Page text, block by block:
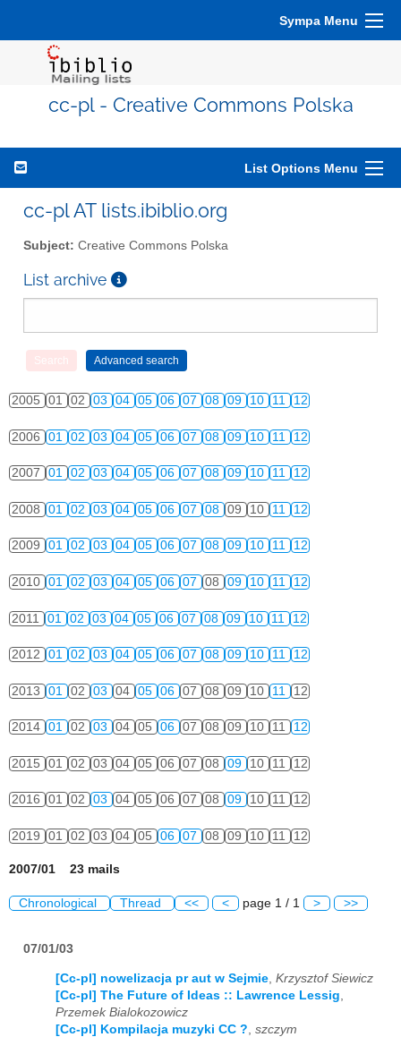
Sympa Menu
cc-pl - Creative Commons Polska
List Options Menu
cc-pl AT lists.ibiblio.org
Subject: Creative Commons Polska
List archive
2005 01 02 03 04 05 06 07 08 09 10 11 12
2006 01 02 03 04 05 06 07 08 09 10 11 12
2007 01 02 03 04 05 06 07 08 09 10 11 12
2008 01 02 03 04 05 06 07 08 09 10 11 12
2009 01 02 03 04 05 06 07 08 09 10 11 12
2010 01 02 03 04 05 06 07 08 09 10 11 12
2011 01 02 03 04 05 06 07 08 09 10 11 12
2012 01 02 03 04 05 06 07 08 09 10 11 12
2013 01 02 03 04 05 06 07 08 09 10 11 12
2014 01 02 03 04 05 06 07 08 09 10 11 12
2015 01 02 03 04 05 06 07 08 09 10 11 12
2016 01 02 03 04 05 06 07 08 09 10 11 12
2019 01 02 03 04 05 06 07 08 09 10 11 12
2007/01 23 mails
Chronological Thread << < page 1 / 1 > >>
07/01/03
[Cc-pl] nowelizacja pr aut w Sejmie Krzysztof Siewicz
[Cc-pl] The Future of Ideas :: Lawrence Lessig
Przemek Bialokozowicz
[Cc-pl] Kompilacja muzyki CC ? szczym